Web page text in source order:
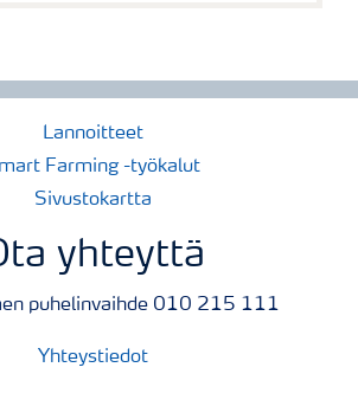
Lannoitteet
Farming -työkalut
Sivustokartta
yhteyttä
puhelinvaihde 010 215 111
Yhteystiedot